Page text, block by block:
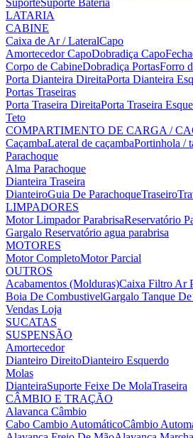
LATARIA
CABINE
Caixa de Ar / LateralCapo
Amortecedor CapoDobradiça Capo
Corpo de CabineDobradiça PortasForro
Porta Dianteira DireitaPorta Dianteira
Portas Traseiras
Porta Traseira DireitaPorta Traseira
Teto
COMPARTIMENTO DE CARGA /
CaçambaLateral de caçambaPortinhola /
Parachoque
Alma Parachoque
Dianteira Traseira
DianteiroGuia De ParachoqueTraseiro
LIMPADORES
Motor Limpador ParabrisaReservatório
Gargalo Reservatório agua parabrisa
MOTORES
Motor CompletoMotor Parcial
OUTROS
Acabamentos (Molduras)Caixa Filtro Ar
Boia De CombustivelGargalo Tanque
Vendas Loja
SUCATAS
SUSPENSÃO
Amortecedor
Dianteiro DireitoDianteiro Esquerdo
Molas
DianteiraSuporte Feixe De MolaTraseira
CÂMBIO E TRAÇÃO
Alavanca Câmbio
Cabo Cambio AutomáticoCâmbio